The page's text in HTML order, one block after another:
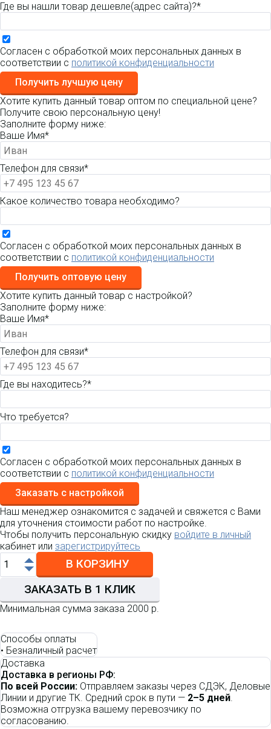
Где вы нашли товар дешевле(адрес сайта)?*
Согласен с обработкой моих персональных данных в
соответствии с политикой конфиденциальности
Получить лучшую цену
Хотите купить данный товар оптом по специальной цене?
Получите свою персональную цену!
Заполните форму ниже:
Ваше Имя*
Телефон для связи*
Какое количество товара необходимо?
Согласен с обработкой моих персональных данных в
соответствии с политикой конфиденциальности
Получить оптовую цену
Хотите купить данный товар с настройкой?
Заполните форму ниже:
Ваше Имя*
Телефон для связи*
Где вы находитесь?*
Что требуется?
Согласен с обработкой моих персональных данных в
соответствии с политикой конфиденциальности
Заказать с настройкой
Наш менеджер ознакомится с задачей и свяжется с Вами
для уточнения стоимости работ по настройке.
Чтобы получить персональную скидку войдите в личный
кабинет или зарегистрируйтесь
В КОРЗИНУ
ЗАКАЗАТЬ В 1 КЛИК
Минимальная сумма заказа 2000 р.
Способы оплаты
• Безналичный расчет
Доставка
Доставка в регионы РФ:
По всей России: Отправляем заказы через СДЭК, Деловые
Линии и другие ТК. Средний срок в пути — 2–5 дней.
Возможна отгрузка вашему перевозчику по
согласованию.